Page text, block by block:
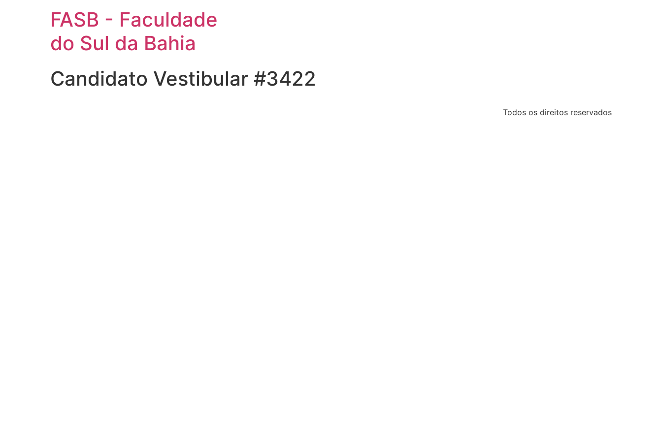
FASB - Faculdade
do Sul da Bahia
Candidato Vestibular #3422
Todos os direitos reservados